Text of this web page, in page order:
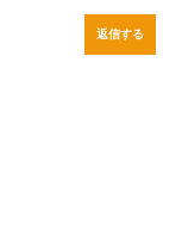
返信する